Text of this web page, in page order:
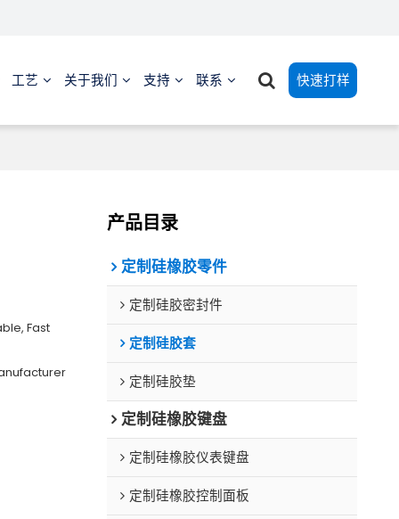
工艺 关于我们 支持 联系 快速打样
Fast
产品目录
定制硅橡胶零件
定制硅胶密封件
定制硅胶套
定制硅胶垫
定制硅橡胶键盘
定制硅橡胶仪表键盘
定制硅橡胶控制面板